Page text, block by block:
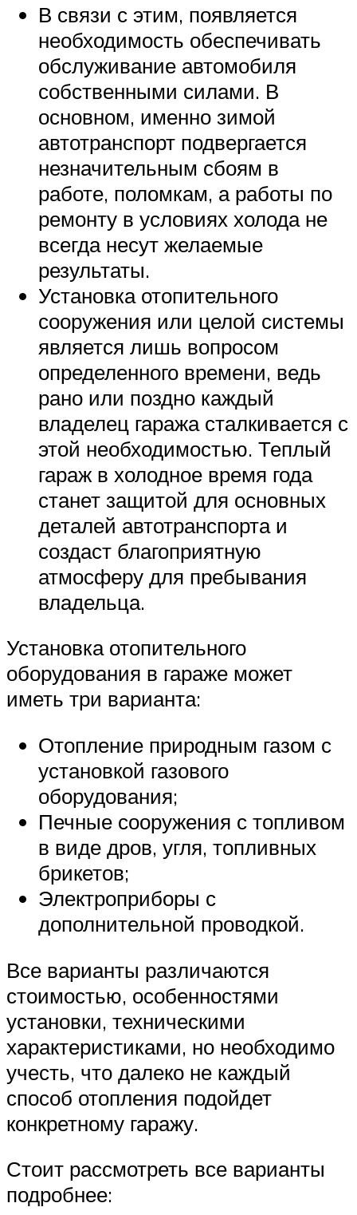
В связи с этим, появляется
необходимость обеспечивать
обслуживание автомобиля
собственными силами. В
основном, именно зимой
автотранспорт подвергается
незначительным сбоям в
работе, поломкам, а работы по
ремонту в условиях холода не
всегда несут желаемые
результаты.
Установка отопительного
сооружения или целой системы
является лишь вопросом
определенного времени, ведь
рано или поздно каждый
владелец гаража сталкивается с
этой необходимостью. Теплый
гараж в холодное время года
станет защитой для основных
деталей автотранспорта и
создаст благоприятную
атмосферу для пребывания
владельца.
Установка отопительного
оборудования в гараже может
иметь три варианта:
Отопление природным газом с
установкой газового
оборудования;
Печные сооружения с топливом
в виде дров, угля, топливных
брикетов;
Электроприборы с
дополнительной проводкой.
Все варианты различаются
стоимостью, особенностями
установки, техническими
характеристиками, но необходимо
учесть, что далеко не каждый
способ отопления подойдет
конкретному гаражу.
Стоит рассмотреть все варианты
подробнее: